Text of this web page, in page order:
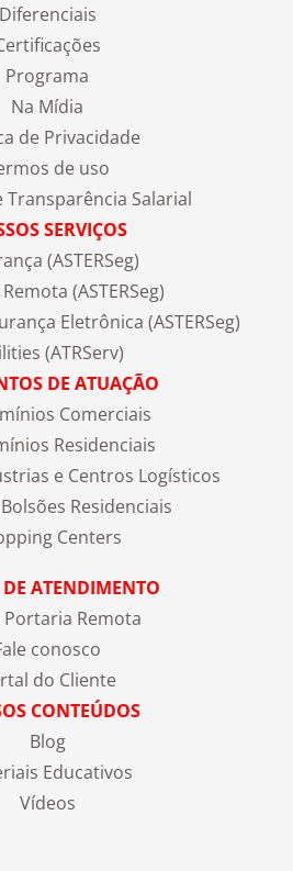
Diferenciais
Programa
Na Mídia
de Privacidade
de uso
Transparência Salarial
SERVIÇOS
(ASTERSeg)
(ASTERSeg)
Eletrônica (ASTERSeg)
(ATRServ)
DE ATUAÇÃO
Comerciais
Residenciais
e Centros Logísticos
Residenciais
Centers
ATENDIMENTO
Portaria Remota
conosco
do Cliente
CONTEÚDOS
Blog
Educativos
Vídeos